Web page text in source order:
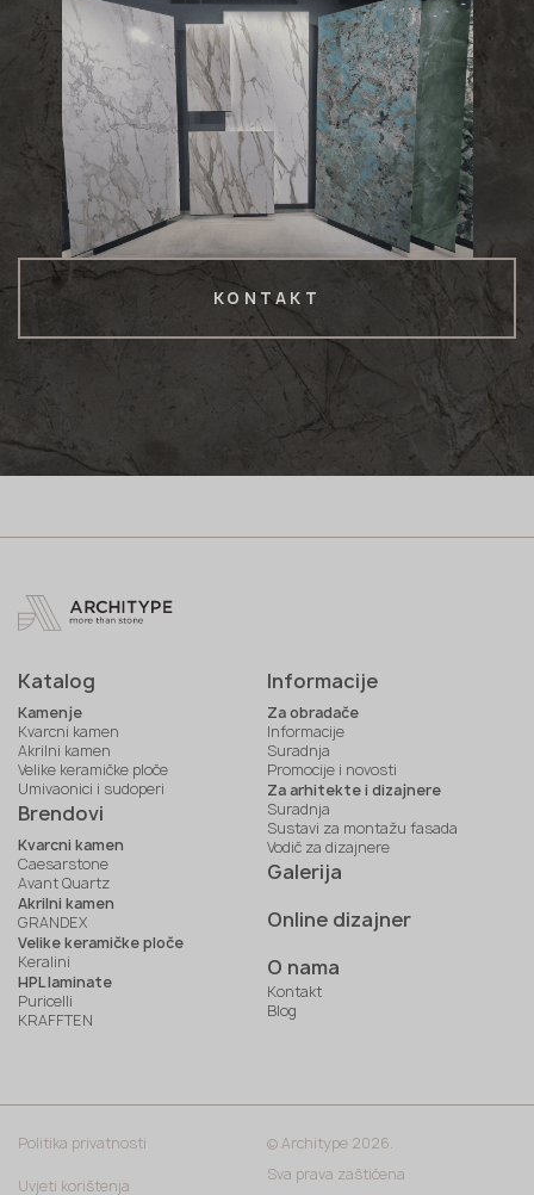
KONTAKT
Katalog
Kamenje
Kvarcni kamen
Akrilni kamen
Velike keramičke ploče
Umivaonici i sudoperi
Brendovi
Kvarcni kamen
Caesarstone
Avant Quartz
Akrilni kamen
GRANDEX
Velike keramičke ploče
Keralini
HPL laminate
Puricelli
KRAFFTEN
Informacije
Za obradače
Informacije
Suradnja
Promocije i novosti
Za arhitekte i dizajnere
Suradnja
Sustavi za montažu fasada
Vodič za dizajnere
Galerija
Online dizajner
O nama
Kontakt
Blog
© Architype 2026.
Sva prava zaštićena
Politika privatnosti
Uvjeti korištenja